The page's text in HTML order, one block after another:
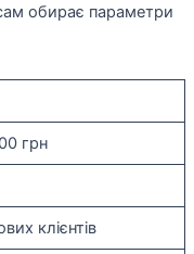
обирає параметри
грн
клієнтів